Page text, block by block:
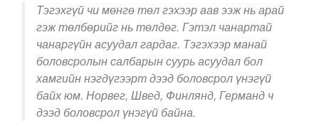
Тэгэхгүй чи мөнгө төл гэхээр аав ээж нь арай
гэж төлбөрийг нь төлдөг. Гэтэл чанартай
чанаргүйн асуудал гардаг. Тэгэхээр манай
боловсролын салбарын суурь асуудал бол
хамгийн нэгдүгээрт дээд боловсрол үнэгүй
байх юм. Норвег, Швед, Финлянд, Германд ч
дээд боловсрол үнэгүй байна.